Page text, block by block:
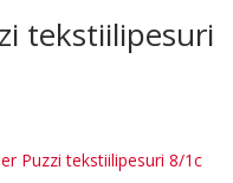
tekstiilipesuri
Puzzi tekstiilipesuri 8/1c